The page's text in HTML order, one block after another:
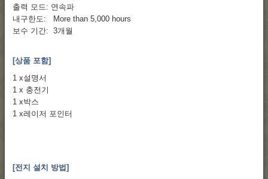
출력 모드: 연속파
내구한도: More than 5,000 hours
보수 기간: 3개월
[상품 포함]
1 x설명서
1 x 충전기
1 x박스
1 x레이저 포인터
[전지 설치 방법]